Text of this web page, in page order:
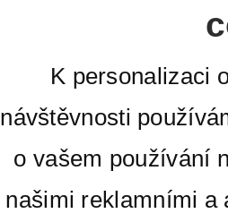
K personalizaci
návštěvnosti
o vašem používání
našimi reklamními a